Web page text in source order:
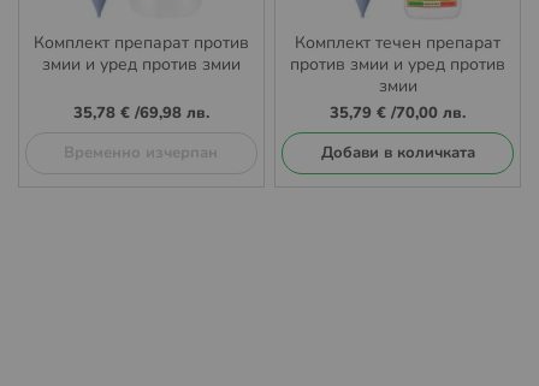
Комплект препарат против
змии и уред против змии
35,78 €/69,98 лв.
Временно изчерпан
Комплект течен препарат
против змии и уред против
змии
35,79 € /70,00 лв.
Добави в количката